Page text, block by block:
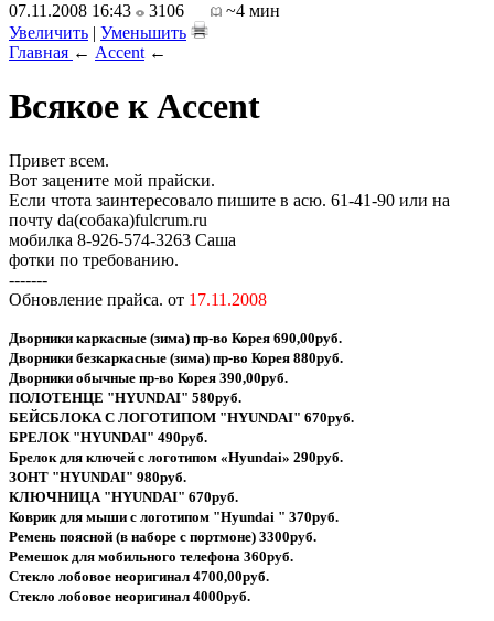
07.11.2008 16:43
3106
~4 мин
Увеличить | Уменьшить
Главная ← Accent ←
Всякое к Accent
Привет всем.
Вот зацените мой прайски.
Если чтота заинтересовало пишите в асю. 61-41-90 или на
почту da(собака)fulcrum.ru
мобилка 8-926-574-3263 Саша
фотки по требованию.
-------
Обновление прайса. от 17.11.2008
Дворники каркасные (зима) пр-во Корея 690,00руб.
Дворники безкаркасные (зима) пр-во Корея 880руб.
Дворники обычные пр-во Корея 390,00руб.
ПОЛОТЕНЦЕ "HYUNDAI" 580руб.
БЕЙСБЛОКА С ЛОГОТИПОМ "HYUNDAI" 670руб.
БРЕЛОК "HYUNDAI" 490руб.
Брелок для ключей с логотипом «Hyundai» 290руб.
ЗОНТ "HYUNDAI" 980руб.
КЛЮЧНИЦА "HYUNDAI" 670руб.
Коврик для мыши с логотипом "Hyundai " 370руб.
Ремень поясной (в наборе с портмоне) 3300руб.
Ремешок для мобильного телефона 360руб.
Стекло лобовое неоригинал 4700,00руб.
Стекло лобовое неоригинал 4000руб.